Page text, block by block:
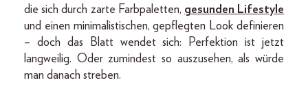
die sich durch zarte Farbpaletten, gesunden Lifestyle
und einen minimalistischen, gepflegten Look definieren
– doch das Blatt wendet sich: Perfektion ist jetzt
langweilig. Oder zumindest so auszusehen, als würde
man danach streben.